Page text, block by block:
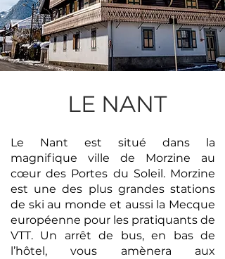
LE NANT
Le Nant est situé dans la
magnifique ville de Morzine au
cœur des Portes du Soleil. Morzine
est une des plus grandes stations
de ski au monde et aussi la Mecque
européenne pour les pratiquants de
VTT. Un arrêt de bus, en bas de
l’hôtel, vous amènera aux